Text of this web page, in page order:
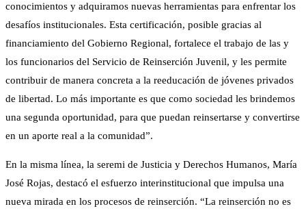
conocimientos y adquiramos nuevas herramientas para enfrentar los
desafíos institucionales. Esta certificación, posible gracias al
financiamiento del Gobierno Regional, fortalece el trabajo de las y
los funcionarios del Servicio de Reinserción Juvenil, y les permite
contribuir de manera concreta a la reeducación de jóvenes privados
de libertad. Lo más importante es que como sociedad les brindemos
una segunda oportunidad, para que puedan reinsertarse y convertirse
en un aporte real a la comunidad”.
En la misma línea, la seremi de Justicia y Derechos Humanos, María
José Rojas, destacó el esfuerzo interinstitucional que impulsa una
nueva mirada en los procesos de reinserción. “La reinserción no es